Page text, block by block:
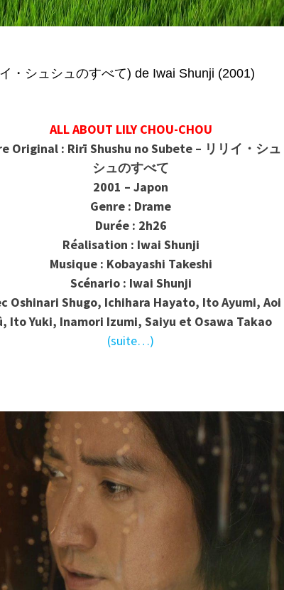
・シュシュのすべて) de Iwai Shunji (2001)
ALL ABOUT LILY CHOU-CHOU
Original : Rirī Shushu no Subete – リリイ・シュ
シュのすべて
2001 – Japon
Genre : Drame
Durée : 2h26
Réalisation : Iwai Shunji
Musique : Kobayashi Takeshi
Scénario : Iwai Shunji
Oshinari Shugo, Ichihara Hayato, Ito Ayumi, Aoi
Ito Yuki, Inamori Izumi, Saiyu et Osawa Takao
(suite…)